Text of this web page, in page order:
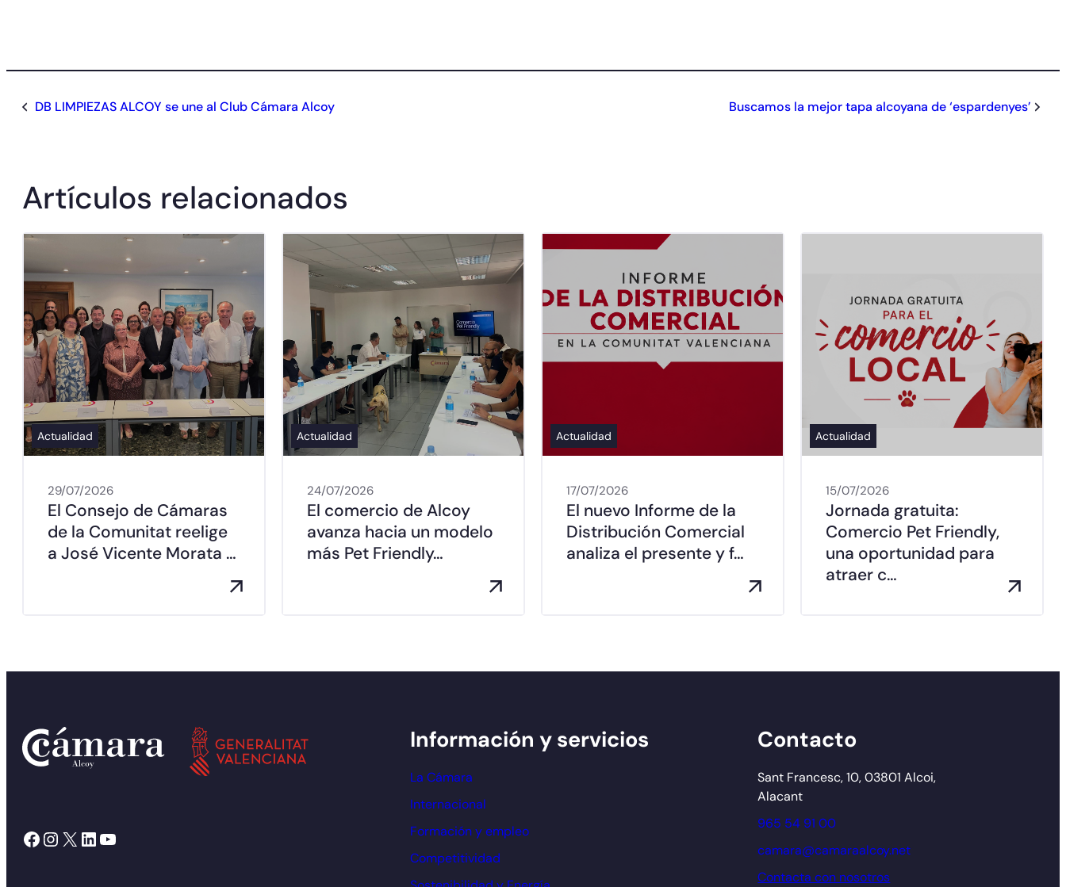
DB LIMPIEZAS ALCOY se une al Club Cámara Alcoy Buscamos la mejor tapa alcoyana de ‘espardenyes’
Artículos relacionados
Actualidad
29/07/2026
El Consejo de Cámaras
de la Comunitat reelige
a José Vicente Morata …
Actualidad
24/07/2026
El comercio de Alcoy
avanza hacia un modelo
más Pet Friendly…
Actualidad
17/07/2026
El nuevo Informe de la
Distribución Comercial
analiza el presente y f…
Actualidad
15/07/2026
Jornada gratuita:
Comercio Pet Friendly,
una oportunidad para
atraer c…
Facebook Instagram X LinkedIn YouTube
Información y servicios
La Cámara
Internacional
Formación y empleo
Competitividad
Contacto
Sant Francesc, 10, 03801 Alcoi,
Alacant
965 54 91 00
camara@camaraalcoy.net
Contacta con nosotros